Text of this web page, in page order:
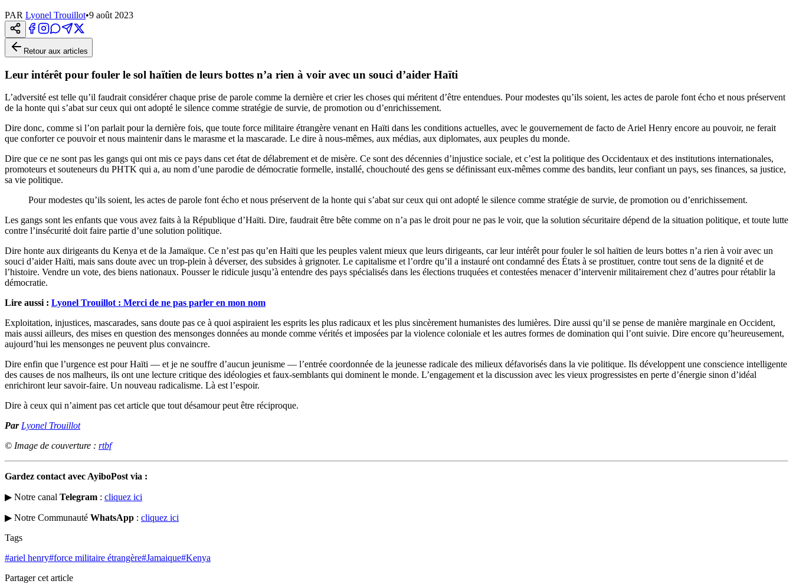
PAR Lyonel Trouillot•9 août 2023
Retour aux articles
Leur intérêt pour fouler le sol haïtien de leurs bottes n’a rien à voir avec un souci d’aider Haïti
L’adversité est telle qu’il faudrait considérer chaque prise de parole comme la dernière et crier les choses qui méritent d’être entendues. Pour modestes qu’ils soient, les actes de parole font écho et nous préservent
de la honte qui s’abat sur ceux qui ont adopté le silence comme stratégie de survie, de promotion ou d’enrichissement.
Dire donc, comme si l’on parlait pour la dernière fois, que toute force militaire étrangère venant en Haïti dans les conditions actuelles, avec le gouvernement de facto de Ariel Henry encore au pouvoir, ne ferait
que conforter ce pouvoir et nous maintenir dans le marasme et la mascarade. Le dire à nous-mêmes, aux médias, aux diplomates, aux peuples du monde.
Dire que ce ne sont pas les gangs qui ont mis ce pays dans cet état de délabrement et de misère. Ce sont des décennies d’injustice sociale, et c’est la politique des Occidentaux et des institutions internationales,
promoteurs et souteneurs du PHTK qui a, au nom d’une parodie de démocratie formelle, installé, chouchouté des gens se définissant eux-mêmes comme des bandits, leur confiant un pays, ses finances, sa justice,
sa vie politique.
Pour modestes qu’ils soient, les actes de parole font écho et nous préservent de la honte qui s’abat sur ceux qui ont adopté le silence comme stratégie de survie, de promotion ou d’enrichissement.
Les gangs sont les enfants que vous avez faits à la République d’Haïti. Dire, faudrait être bête comme on n’a pas le droit pour ne pas le voir, que la solution sécuritaire dépend de la situation politique, et toute lutte
contre l’insécurité doit faire partie d’une solution politique.
Dire honte aux dirigeants du Kenya et de la Jamaïque. Ce n’est pas qu’en Haïti que les peuples valent mieux que leurs dirigeants, car leur intérêt pour fouler le sol haïtien de leurs bottes n’a rien à voir avec un
souci d’aider Haïti, mais sans doute avec un trop-plein à déverser, des subsides à grignoter. Le capitalisme et l’ordre qu’il a instauré ont condamné des États à se prostituer, contre tout sens de la dignité et de
l’histoire. Vendre un vote, des biens nationaux. Pousser le ridicule jusqu’à entendre des pays spécialisés dans les élections truquées et contestées menacer d’intervenir militairement chez d’autres pour rétablir la
démocratie.
Lire aussi : Lyonel Trouillot : Merci de ne pas parler en mon nom
Exploitation, injustices, mascarades, sans doute pas ce à quoi aspiraient les esprits les plus radicaux et les plus sincèrement humanistes des lumières. Dire aussi qu’il se pense de manière marginale en Occident,
mais aussi ailleurs, des mises en question des mensonges données au monde comme vérités et imposées par la violence coloniale et les autres formes de domination qui l’ont suivie. Dire encore qu’heureusement,
aujourd’hui les mensonges ne peuvent plus convaincre.
Dire enfin que l’urgence est pour Haïti — et je ne souffre d’aucun jeunisme — l’entrée coordonnée de la jeunesse radicale des milieux défavorisés dans la vie politique. Ils développent une conscience intelligente
des causes de nos malheurs, ils ont une lecture critique des idéologies et faux-semblants qui dominent le monde. L’engagement et la discussion avec les vieux progressistes en perte d’énergie sinon d’idéal
enrichiront leur savoir-faire. Un nouveau radicalisme. Là est l’espoir.
Dire à ceux qui n’aiment pas cet article que tout désamour peut être réciproque.
Par Lyonel Trouillot
© Image de couverture : rtbf
Gardez contact avec AyiboPost via :
▶ Notre canal Telegram : cliquez ici
▶ Notre Communauté WhatsApp : cliquez ici
Tags
#ariel henry#force militaire étrangère#Jamaique#Kenya
Partager cet article